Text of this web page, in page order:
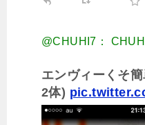
@CHUHI7： CHUHI
エンヴィーくそ
2体)